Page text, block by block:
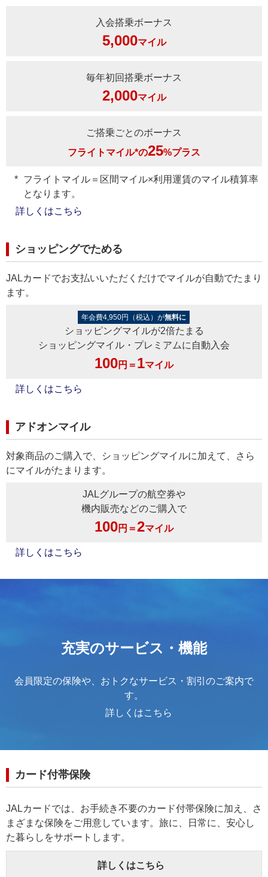
入会搭乗ボーナス
5,000マイル
毎年初回搭乗ボーナス
2,000マイル
ご搭乗ごとのボーナス
フライトマイル*の25%プラス
フライトマイル＝区間マイル×利用運賃のマイル積算率
となります。
詳しくはこちら
ショッピングでためる
JALカードでお支払いいただくだけでマイルが自動でたまり
ます。
年会費4,950円（税込）が無料に
ショッピングマイルが2倍たまる
ショッピングマイル・プレミアムに自動入会
100円＝ 1マイル
詳しくはこちら
アドオンマイル
対象商品のご購入で、ショッピングマイルに加えて、さら
にマイルがたまります。
JALグループの航空券や
機内販売などのご購入で
100円＝2マイル
詳しくはこちら
充実のサービス・機能
会員限定の保険や、おトクなサービス・割引のご案内で
す。
詳しくはこちら
カード付帯保険
JALカードでは、お手続き不要のカード付帯保険に加え、さ
まざまな保険をご用意しています。旅に、日常に、安心し
た暮らしをサポートします。
詳しくはこちら